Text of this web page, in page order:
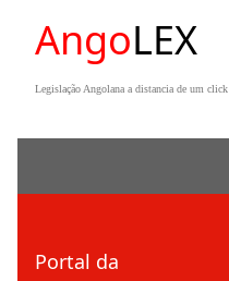
AngoLEX
Legislação Angolana a distancia de um click
Portal da